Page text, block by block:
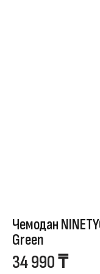
Чемодан
Green
34 990₸